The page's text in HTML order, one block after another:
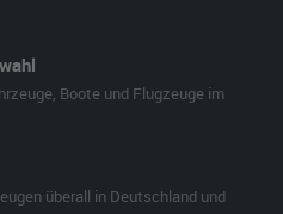
Boote und Flugzeuge im
überall in Deutschland und